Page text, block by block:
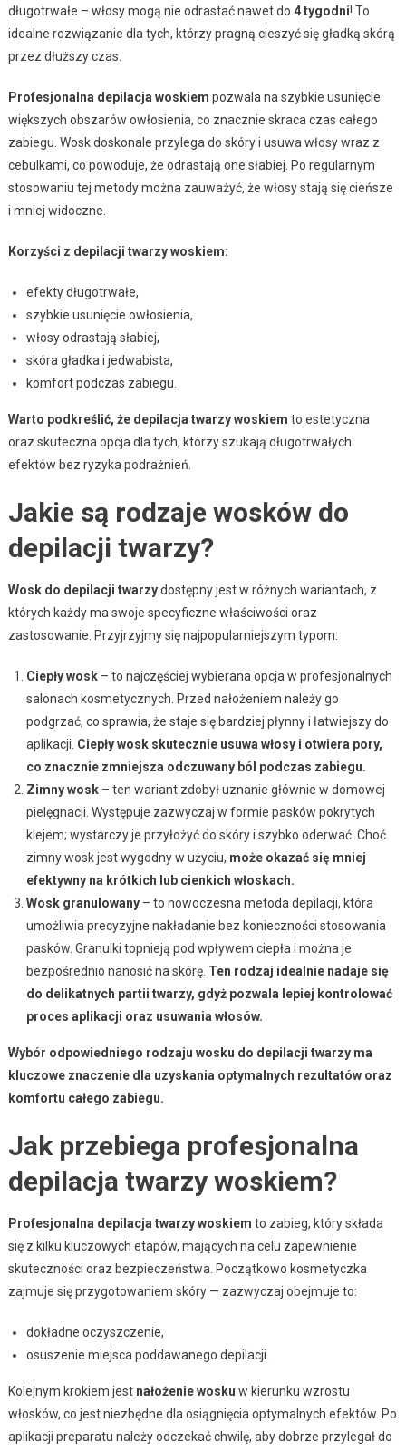
długotrwałe – włosy mogą nie odrastać nawet do 4 tygodni! To
idealne rozwiązanie dla tych, którzy pragną cieszyć się gładką skórą
przez dłuższy czas.
Profesjonalna depilacja woskiem pozwala na szybkie usunięcie
większych obszarów owłosienia, co znacznie skraca czas całego
zabiegu. Wosk doskonale przylega do skóry i usuwa włosy wraz z
cebulkami, co powoduje, że odrastają one słabiej. Po regularnym
stosowaniu tej metody można zauważyć, że włosy stają się cieńsze
i mniej widoczne.
Korzyści z depilacji twarzy woskiem:
efekty długotrwałe,
szybkie usunięcie owłosienia,
włosy odrastają słabiej,
skóra gładka i jedwabista,
komfort podczas zabiegu.
Warto podkreślić, że depilacja twarzy woskiem to estetyczna
oraz skuteczna opcja dla tych, którzy szukają długotrwałych
efektów bez ryzyka podrażnień.
Jakie są rodzaje wosków do
depilacji twarzy?
Wosk do depilacji twarzydostępny jest w różnych wariantach, z
których każdy ma swoje specyficzne właściwości oraz
zastosowanie. Przyjrzyjmy się najpopularniejszym typom:
Ciepły wosk– to najczęściej wybierana opcja w profesjonalnych
salonach kosmetycznych. Przed nałożeniem należy go
podgrzać, co sprawia, że staje się bardziej płynny i łatwiejszy do
aplikacji. Ciepły wosk skutecznie usuwa włosy i otwiera pory,
co znacznie zmniejsza odczuwany ból podczas zabiegu.
Zimny wosk– ten wariant zdobył uznanie głównie w domowej
pielęgnacji. Występuje zazwyczaj w formie pasków pokrytych
klejem; wystarczy je przyłożyć do skóry i szybko oderwać. Choć
zimny wosk jest wygodny w użyciu, może okazać się mniej
efektywny na krótkich lub cienkich włoskach.
Wosk granulowany– to nowoczesna metoda depilacji, która
umożliwia precyzyjne nakładanie bez konieczności stosowania
pasków. Granulki topnieją pod wpływem ciepła i można je
bezpośrednio nanosić na skórę. Ten rodzaj idealnie nadaje się
do delikatnych partii twarzy, gdyż pozwala lepiej kontrolować
proces aplikacji oraz usuwania włosów.
Wybór odpowiedniego rodzaju wosku do depilacji twarzy ma
kluczowe znaczenie dla uzyskania optymalnych rezultatów oraz
komfortu całego zabiegu.
Jak przebiega profesjonalna
depilacja twarzy woskiem?
Profesjonalna depilacja twarzy woskiem to zabieg, który składa
się z kilku kluczowych etapów, mających na celu zapewnienie
skuteczności oraz bezpieczeństwa. Początkowo kosmetyczka
zajmuje się przygotowaniem skóry — zazwyczaj obejmuje to:
dokładne oczyszczenie,
osuszenie miejsca poddawanego depilacji.
Kolejnym krokiem jest nałożenie wosku w kierunku wzrostu
włosków, co jest niezbędne dla osiągnięcia optymalnych efektów. Po
aplikacji preparatu należy odczekać chwilę, aby dobrze przylegał do